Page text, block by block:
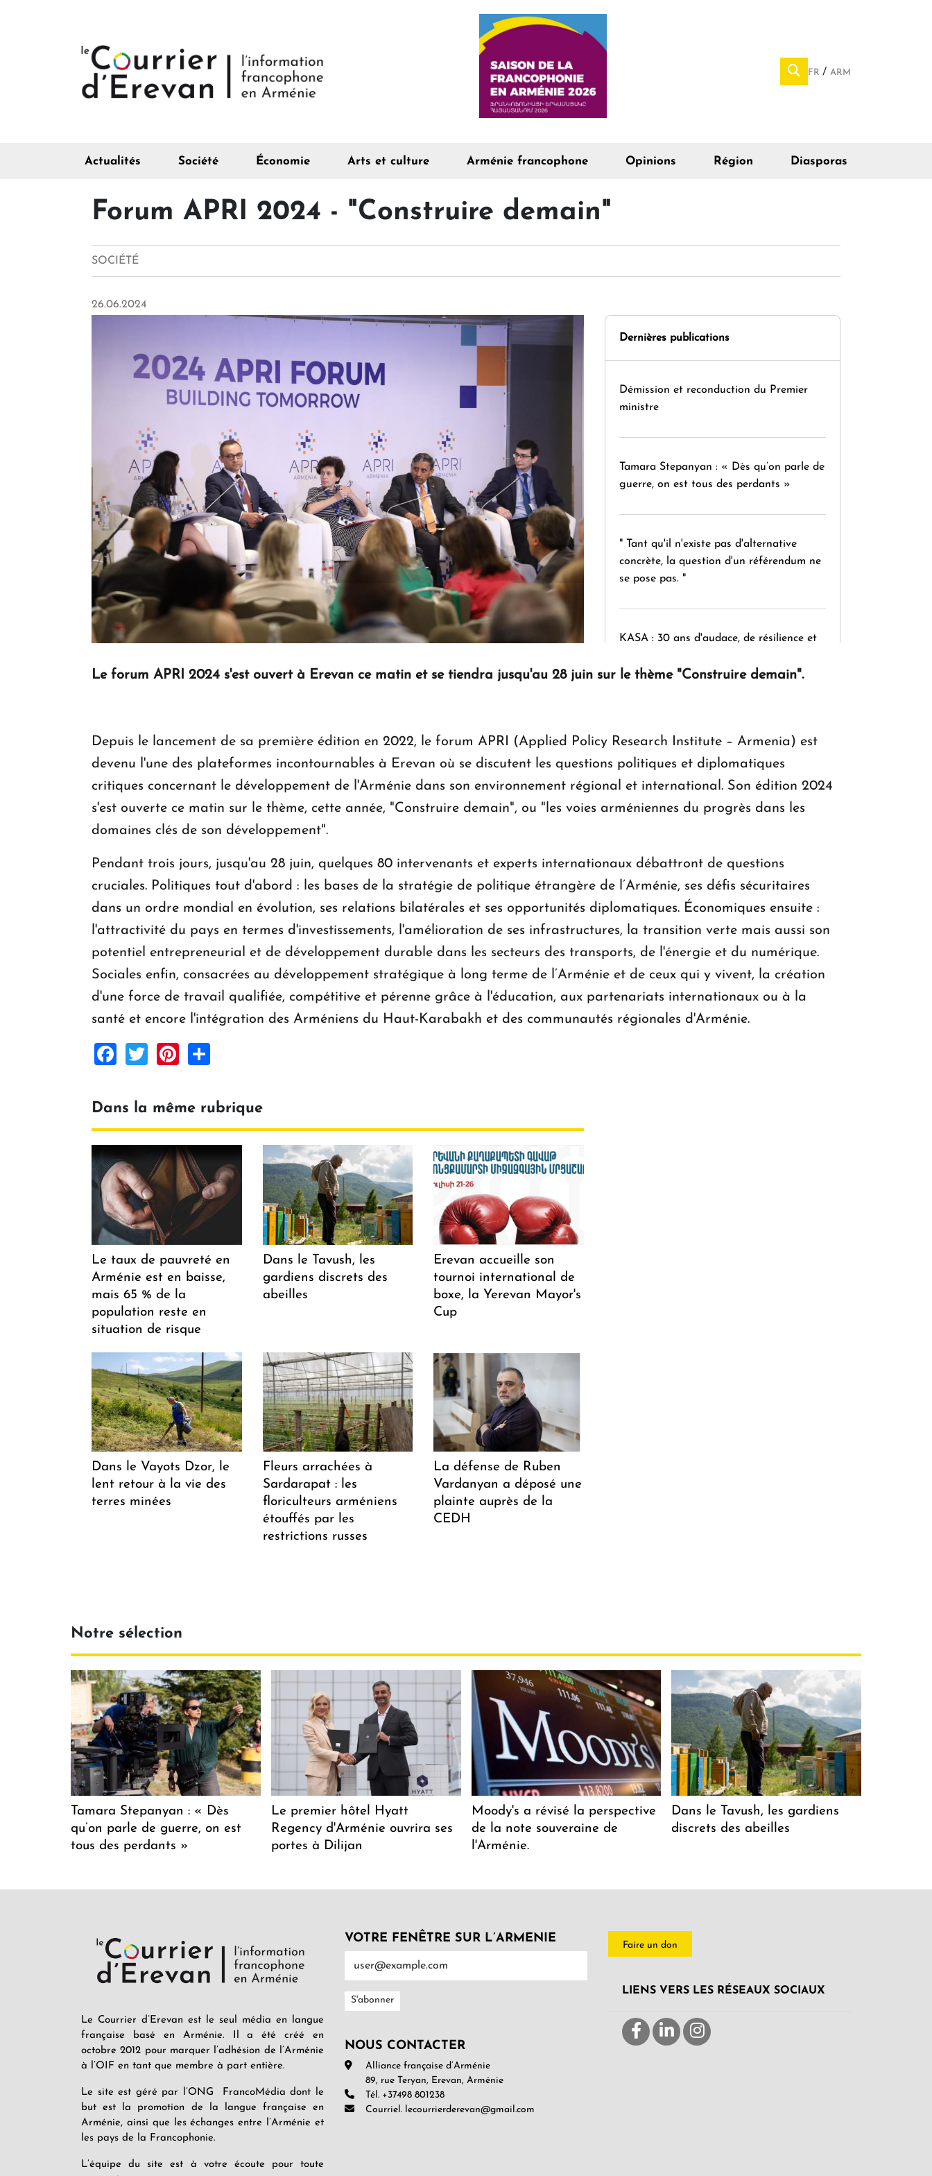
FR ARM
Actualités Société Économie Arts et culture Arménie francophone Opinions Région Diasporas
Forum APRI 2024 - "Construire demain"
SOCIÉTÉ
26.06.2024
Dernières publications
Démission et reconduction du Premier
ministre
Tamara Stepanyan : « Dès qu’on parle de
guerre, on est tous des perdants »
" Tant qu'il n'existe pas d'alternative
concrète, la question d'un référendum ne
se pose pas. "
KASA : 30 ans d'audace, de résilience et
d'Arménie ouvrira ses portes à Dilijan
Le forum APRI 2024 s'est ouvert à Erevan ce matin et se tiendra jusqu'au 28 juin sur le thème "Construire demain".
Depuis le lancement de sa première édition en 2022, le forum APRI (Applied Policy Research Institute – Armenia) est
devenu l'une des plateformes incontournables à Erevan où se discutent les questions politiques et diplomatiques
critiques concernant le développement de l'Arménie dans son environnement régional et international. Son édition 2024
s'est ouverte ce matin sur le thème, cette année, "Construire demain", ou "les voies arméniennes du progrès dans les
domaines clés de son développement".
Pendant trois jours, jusqu'au 28 juin, quelques 80 intervenants et experts internationaux débattront de questions
cruciales. Politiques tout d'abord : les bases de la stratégie de politique étrangère de l’Arménie, ses défis sécuritaires
dans un ordre mondial en évolution, ses relations bilatérales et ses opportunités diplomatiques. Économiques ensuite :
l'attractivité du pays en termes d'investissements, l'amélioration de ses infrastructures, la transition verte mais aussi son
potentiel entrepreneurial et de développement durable dans les secteurs des transports, de l'énergie et du numérique.
Sociales enfin, consacrées au développement stratégique à long terme de l’Arménie et de ceux qui y vivent, la création
d'une force de travail qualifiée, compétitive et pérenne grâce à l'éducation, aux partenariats internationaux ou à la
santé et encore l'intégration des Arméniens du Haut-Karabakh et des communautés régionales d'Arménie.
Facebook
TwitterPinterest
Dans la même rubrique
Le taux de pauvreté en
Arménie est en baisse,
mais 65 % de la
population reste en
situation de risque
Dans le Tavush, les
gardiens discrets des
abeilles
Erevan accueille son
tournoi international de
boxe, la Yerevan Mayor's
Cup
Dans le Vayots Dzor, le
lent retour à la vie des
terres minées
Fleurs arrachées à
Sardarapat : les
floriculteurs arméniens
étouffés par les
restrictions russes
La défense de Ruben
Vardanyan a déposé une
plainte auprès de la
CEDH
Notre sélection
Tamara Stepanyan : « Dès
qu’on parle de guerre, on est
tous des perdants »
Le premier hôtel Hyatt
Regency d'Arménie ouvrira ses
portes à Dilijan
Moody's a révisé la perspective
de la note souveraine de
l'Arménie.
Dans le Tavush, les gardiens
discrets des abeilles
Le Courrier d’Erevan est le seul média en langue
française basé en Arménie. Il a été créé en
octobre 2012 pour marquer l’adhésion de l’Arménie
à l’OIF en tant que membre à part entière.
Le site est géré par l’ONG FrancoMédia dont le
but est la promotion de la langue française en
Arménie, ainsi que les échanges entre l’Arménie et
les pays de la Francophonie.
L’équipe du site est à votre écoute pour toute
VOTRE FENÊTRE SUR L’ARMENIE
NOUS CONTACTER
Alliance française d’Arménie
89, rue Teryan, Erevan, Arménie
Tél. +37498 801238
Courriel. lecourrierderevan@gmail.com
Faire un don
LIENS VERS LES RÉSEAUX SOCIAUX